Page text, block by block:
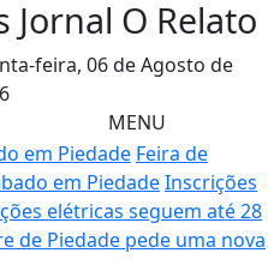
Jornal O Relato
feira, 06 de Agosto de
MENU
em Piedade Feira de
em PiedadeInscrições
elétricas seguem até 28
de Piedade pede uma nova